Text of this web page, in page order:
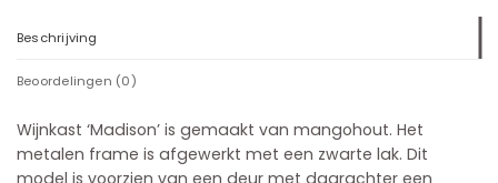
Beschrijving
Beoordelingen (0)
Wijnkast ‘Madison’ is gemaakt van mangohout. Het
metalen frame is afgewerkt met een zwarte lak. Dit
model is voorzien van een deur met daarachter een